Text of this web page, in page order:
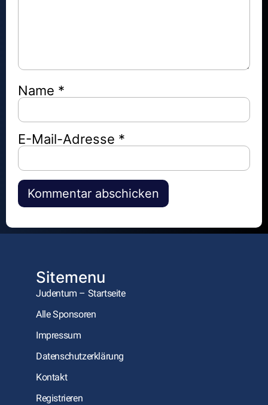
Name *
E-Mail-Adresse *
Alternative:
Sitemenu
Judentum – Startseite
Alle Sponsoren
Impressum
Datenschutzerklärung
Kontakt
Registrieren